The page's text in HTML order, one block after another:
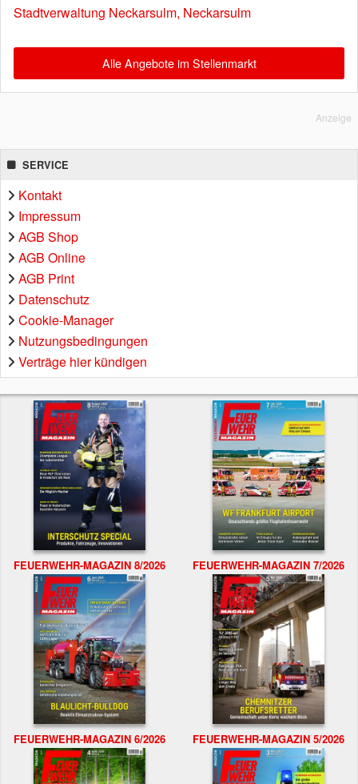
Stadtverwaltung Neckarsulm, Neckarsulm
Alle Angebote im Stellenmarkt
Anzeige
SERVICE
Kontakt
Impressum
AGB Shop
AGB Online
AGB Print
Datenschutz
Cookie-Manager
Nutzungsbedingungen
Verträge hier kündigen
FEUERWEHR-MAGAZIN 8/2026 FEUERWEHR-MAGAZIN 7/2026
FEUERWEHR-MAGAZIN 6/2026 FEUERWEHR-MAGAZIN 5/2026